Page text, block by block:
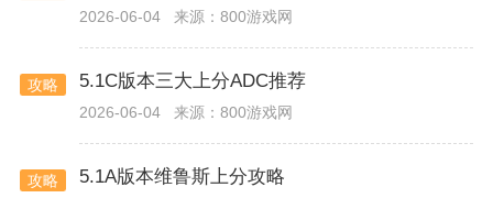
2026-06-04 来源：800游戏网
攻略 5.1C版本三大上分ADC推荐
2026-06-04 来源：800游戏网
攻略 5.1A版本维鲁斯上分攻略